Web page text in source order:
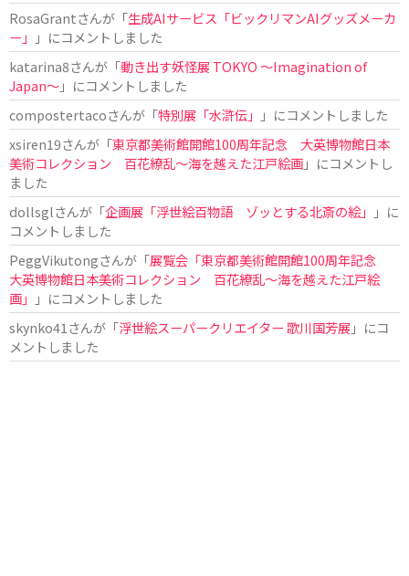
RosaGrantさんが「生成AIサービス「ビックリマンAIグッズメーカ
ー」
」にコメントしました
katarina8さんが「動き出す妖怪展 TOKYO 〜Imagination of
Japan〜」にコメントしました
compostertacoさんが「特別展「水滸伝」
」にコメントしました
xsiren19さんが「東京都美術館開館100周年記念 大英博物館日本
美術コレクション 百花繚乱～海を越えた江戸絵画」にコメントし
ました
dollsglさんが「企画展「浮世絵百物語 ゾッとする北斎の絵」
」に
コメントしました
PeggVikutongさんが「展覧会「東京都美術館開館100周年記念
大英博物館日本美術コレクション 百花繚乱〜海を越えた江戸絵
画」
」にコメントしました
skynko41さんが「浮世絵スーパークリエイター 歌川国芳展 」にコ
メントしました